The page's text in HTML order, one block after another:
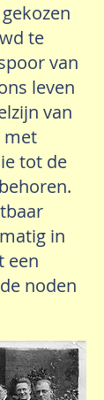
te
van
leven
van
met
tot de
in
een
noden